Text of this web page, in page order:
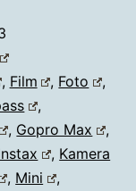
, Film , Foto
,
,
, Gopro Max
,
, Kamera
, Mini
,